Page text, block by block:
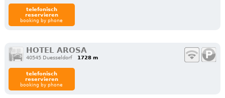
telefonisch
reservieren
booking by phone
HOTEL AROSA
40545 Duesseldorf 1728 m
telefonisch
reservieren
booking by phone